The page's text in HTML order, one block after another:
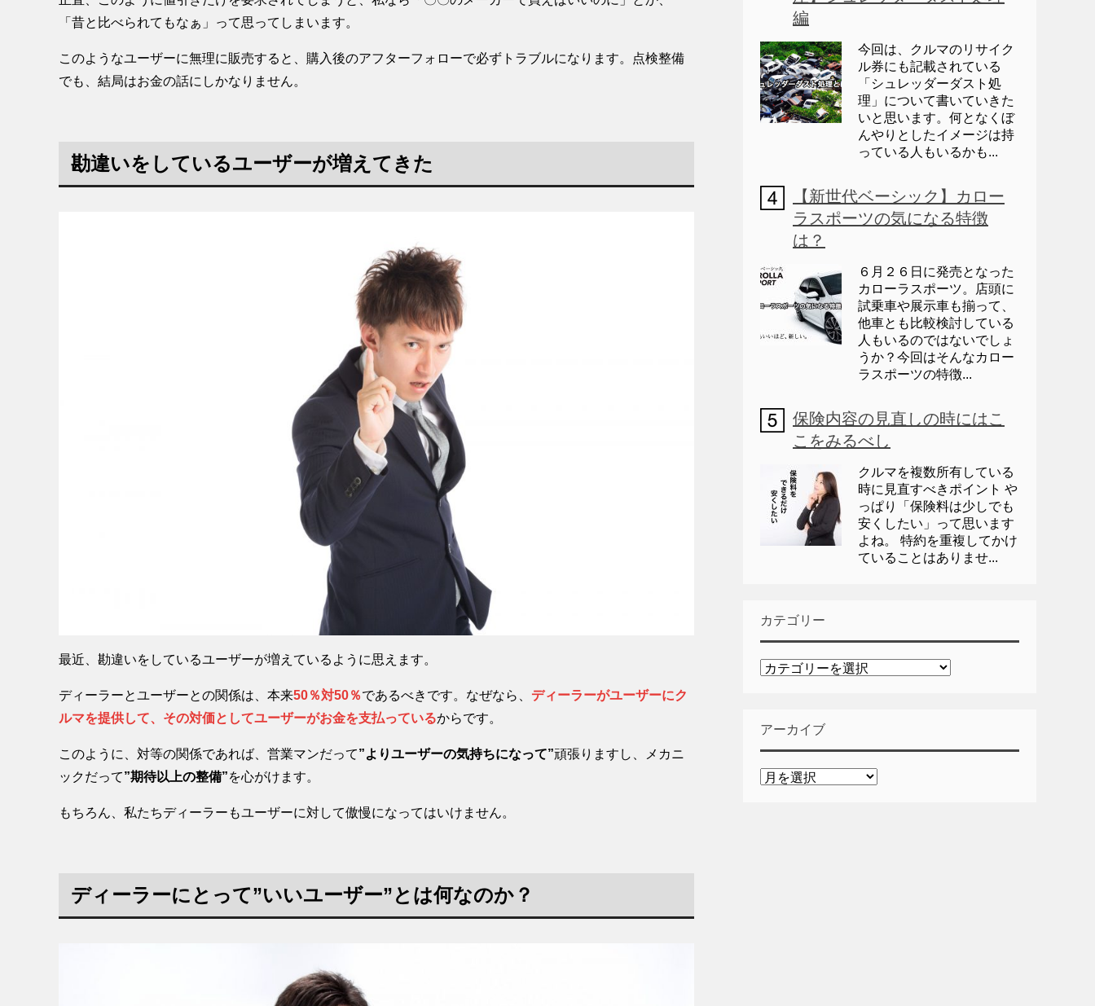
「昔と比べられてもなぁ」って思ってしまいます。
このようなユーザーに無理に販売すると、購入後のアフターフォローで必ずトラブルになります。点検整備
でも、結局はお金の話にしかなりません。
勘違いをしているユーザーが増えてきた
最近、勘違いをしているユーザーが増えているように思えます。
ディーラーとユーザーとの関係は、本来50％対50％であるべきです。なぜなら、 ディーラーがユーザーにク
ルマを提供して、その対価としてユーザーがお金を支払っているからです。
このように、対等の関係であれば、営業マンだって”よりユーザーの気持ちになって”頑張りますし、メカニ
ックだって”期待以上の整備”を心がけます。
もちろん、私たちディーラーもユーザーに対して傲慢になってはいけません。
ディーラーにとって”いいユーザー”とは何なのか？
編
今回は、クルマのリサイク
ル券にも記載されている
「シュレッダーダスト処
理」について書いていきた
いと思います。何となくぼ
んやりとしたイメージは持
っている人もいるかも...
【新世代ベーシック】カロー
ラスポーツの気になる特徴
は？
６月２６日に発売となった
カローラスポーツ。店頭に
試乗車や展示車も揃って、
他車とも比較検討している
人もいるのではないでしょ
うか？今回はそんなカロー
ラスポーツの特徴...
保険内容の見直しの時にはこ
こをみるべし
クルマを複数所有している
時に見直すべきポイント や
っぱり「保険料は少しでも
安くしたい」って思います
よね。 特約を重複してかけ
ていることはありませ...
カテゴリー
カ
ー
アーカイブ
ア